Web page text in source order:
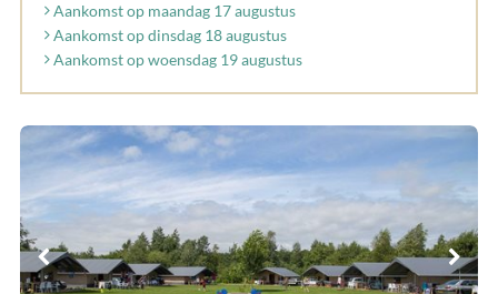
Aankomst op maandag 17 augustus
Aankomst op dinsdag 18 augustus
Aankomst op woensdag 19 augustus